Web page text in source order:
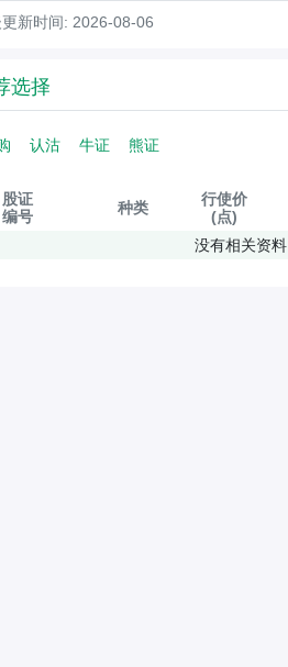
新时间: 2026-08-06
选择
认沽 牛证 熊证
股证
编号
种类
行使价
(点)
没有相关资料